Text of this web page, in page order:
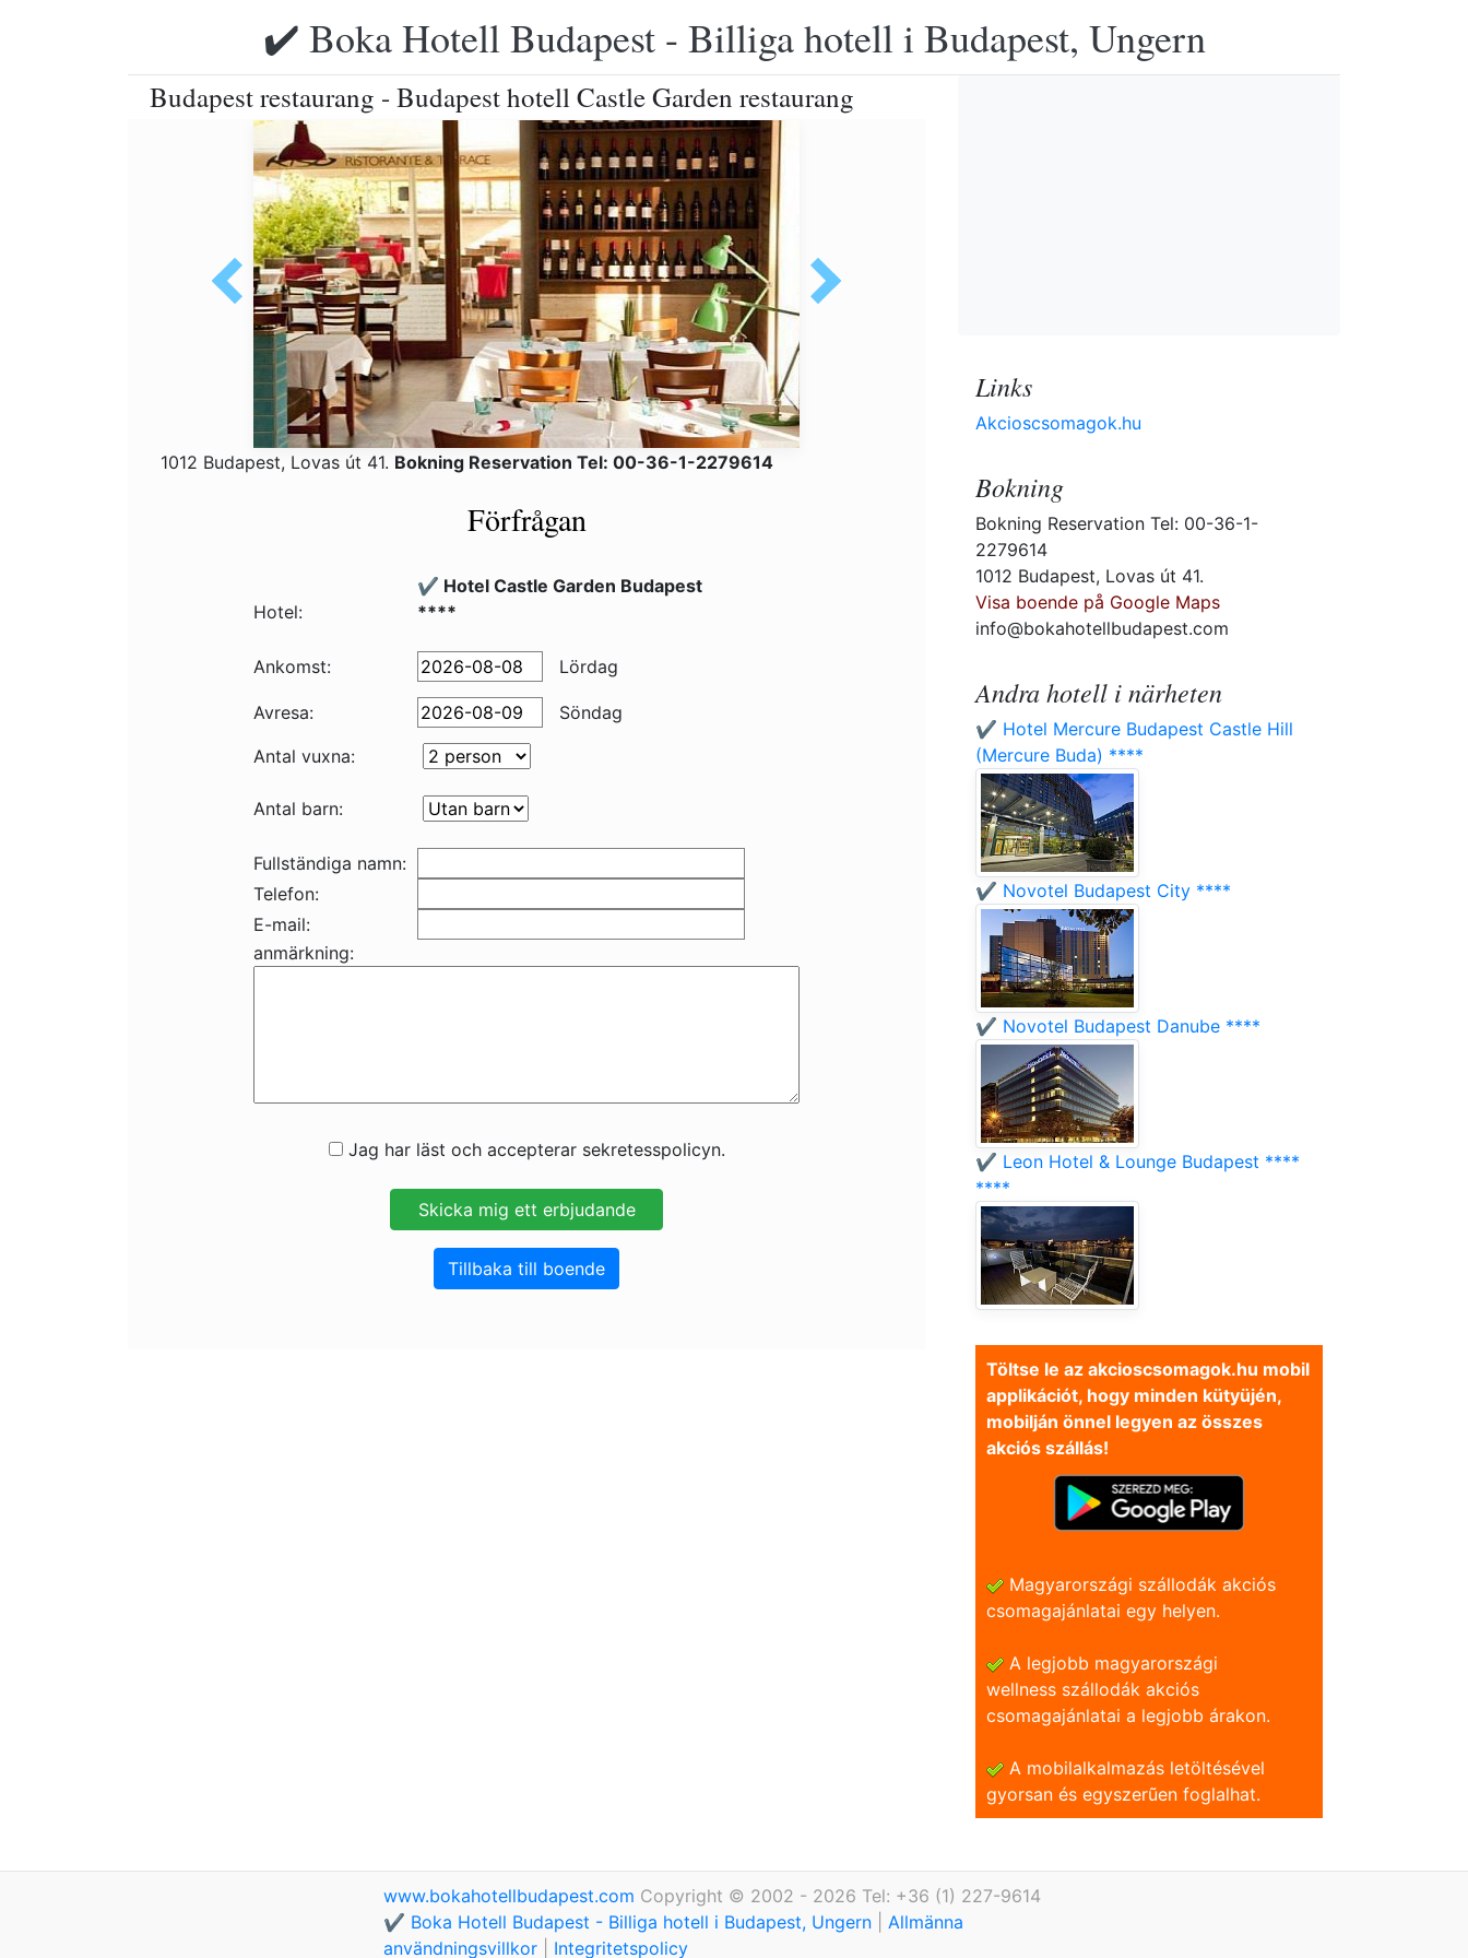
✔️ Boka Hotell Budapest - Billiga hotell i Budapest, Ungern
Budapest restaurang - Budapest hotell Castle Garden restaurang
1012 Budapest, Lovas út 41. Bokning Reservation Tel: 00-36-1-2279614
Förfrågan
Hotel:
✔️ Hotel Castle Garden Budapest
****
Ankomst: Lördag
Avresa:
Söndag
Antal vuxna:
Antal barn:
Fullständiga namn:
Telefon:
E-mail:
anmärkning:
Jag har läst och accepterar sekretesspolicyn.
Tillbaka till boende
Links
Akcioscsomagok.hu
Bokning
Bokning Reservation Tel: 00-36-1-
2279614
1012 Budapest, Lovas út 41.
Visa boende på Google Maps
info@bokahotellbudapest.com
Andra hotell i närheten
✔️ Hotel Mercure Budapest Castle Hill
(Mercure Buda) ****
✔️ Novotel Budapest City ****
✔️ Novotel Budapest Danube ****
✔️ Leon Hotel & Lounge Budapest ****
****
Töltse le az akcioscsomagok.hu mobil
applikációt, hogy minden kütyüjén,
mobilján önnel legyen az összes
akciós szállás!
Magyarországi szállodák akciós
csomagajánlatai egy helyen.
A legjobb magyarországi
wellness szállodák akciós
csomagajánlatai a legjobb árakon.
A mobilalkalmazás letöltésével
gyorsan és egyszerũen foglalhat.
www.bokahotellbudapest.com Copyright © 2002 - 2026 Tel: +36 (1) 227-9614
✔️ Boka Hotell Budapest - Billiga hotell i Budapest, Ungern
Allmänna
användningsvillkor
Integritetspolicy